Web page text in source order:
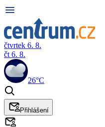
čtvrtek 6. 8.
čt 6. 8.
26°C
Přihlášení